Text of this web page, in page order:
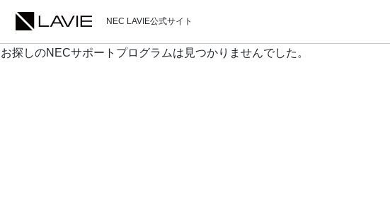
NEC LAVIE公式サイト
お探しのNECサポートプログラムは見つかりませんでした。